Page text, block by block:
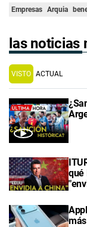
Empresas Arquia
las noticias
VISTO ACTUAL
qué